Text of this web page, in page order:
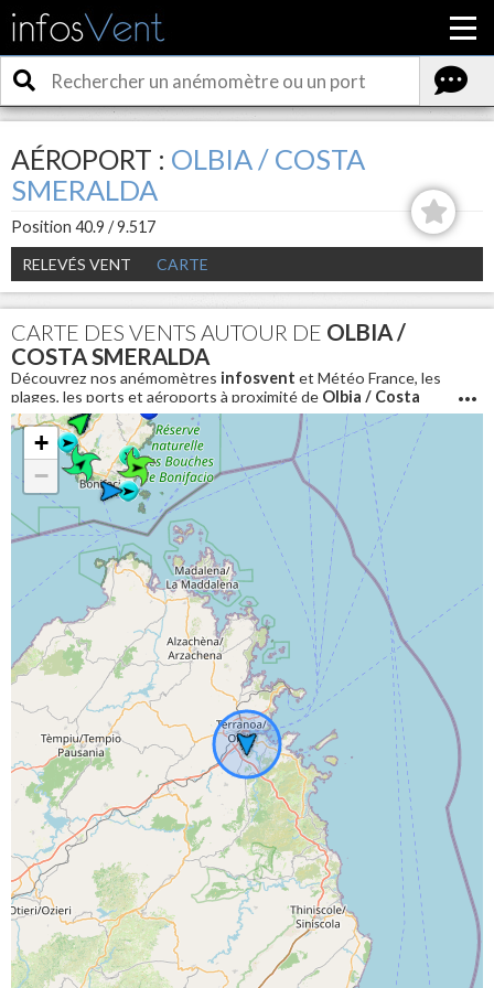
AÉROPORT : OLBIA / COSTA
SMERALDA
Position 40.9 / 9.517
RELEVÉS VENT
CARTE
CARTE DES VENTS AUTOUR DE OLBIA /
COSTA SMERALDA
Découvrez nos anémomètres infosvent et Météo France, les
plages, les ports et aéroports à proximité de Olbia / Costa
Smeralda. Pour connaitre les conditions météo en direct et
avoir la vitesse du vent aujourd'hui autour de
Olbia / Costa
Smeralda
+
−